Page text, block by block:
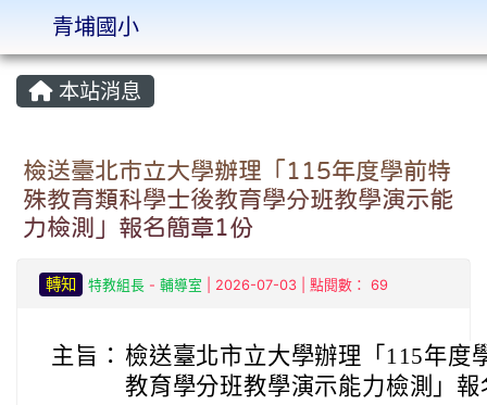
:::
本站消息
檢送臺北市立大學辦理「115年度學前特
殊教育類科學士後教育學分班教學演示能
力檢測」報名簡章1份
轉知 特教組長- 輔導室 | 2026-07-03 | 點閱數： 69
主旨： 檢送臺北市立大學辦理「115年度
教育學分班教學演示能力檢測」
青埔國小